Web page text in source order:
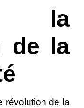
la
de la
révolution de la